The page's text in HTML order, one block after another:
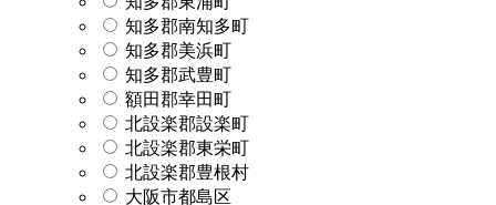
知多郡南知多町
知多郡美浜町
知多郡武豊町
額田郡幸田町
北設楽郡設楽町
北設楽郡東栄町
北設楽郡豊根村
大阪市都島区